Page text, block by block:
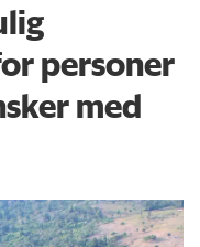
personer
med